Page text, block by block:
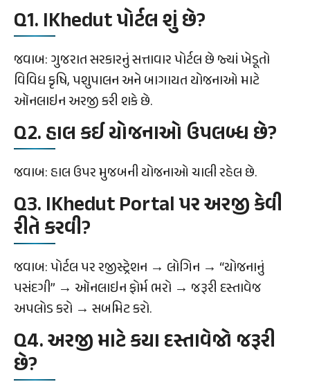
Q1. IKhedut પોર્ટલ શું છે?
જવાબ: ગુજરાત સરકારનું સત્તાવાર પોર્ટલ છે જ્યાં ખેડૂતો
વિવિધ કૃષિ, પશુપાલન અને બાગાયત યોજનાઓ માટે
ઑનલાઇન અરજી કરી શકે છે.
Q2. હાલ કઈ યોજનાઓ ઉપલબ્ધ છે?
જવાબ: હાલ ઉપર મુજબની યોજનાઓ ચાલી રહેલ છે.
Q3. IKhedut Portal પર અરજી કેવી
રીતે કરવી?
જવાબ: પોર્ટલ પર રજીસ્ટ્રેશન → લોગિન → “યોજનાનું
પસંદગી” → ઑનલાઇન ફોર્મ ભરો → જરૂરી દસ્તાવેજ
અપલોડ કરો → સબમિટ કરો.
Q4. અરજી માટે કયા દસ્તાવેજો જરૂરી
છે?